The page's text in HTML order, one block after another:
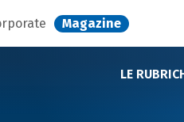
Magazine
LE